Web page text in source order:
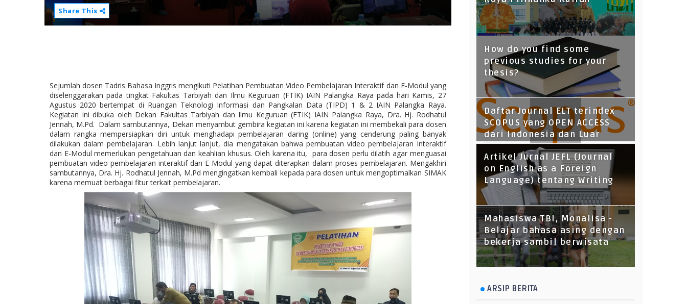
Share This
Sejumlah dosen Tadris Bahasa Inggris mengikuti Pelatihan Pembuatan Video Pembelajaran Interaktif dan E-Modul yang
diselenggarakan pada tingkat Fakultas Tarbiyah dan Ilmu Keguruan (FTIK) IAIN Palangka Raya pada hari Kamis, 27
Agustus 2020 bertempat di Ruangan Teknologi Informasi dan Pangkalan Data (TIPD) 1 & 2 IAIN Palangka Raya.
Kegiatan ini dibuka oleh Dekan Fakultas Tarbiyah dan Ilmu Keguruan (FTIK) IAIN Palangka Raya, Dra. Hj. Rodhatul
Jennah, M.Pd. Dalam sambutannya, Dekan menyambut gembira kegiatan ini karena kegiatan ini membekali para dosen
dalam rangka mempersiapkan diri untuk menghadapi pembelajaran daring (online) yang cenderung paling banyak
dilakukan dalam pembelajaran. Lebih lanjut lanjut, dia mengatakan bahwa pembuatan video pembelajaran interaktif
dan E-Modul memerlukan pengetahuan dan keahlian khusus. Oleh karena itu, para dosen perlu dilatih agar menguasai
pembuatan video pembelajaran interaktif dan E-Modul yang dapat diterapkan dalam proses pembelajaran. Mengakhiri
sambutannya, Dra. Hj. Rodhatul Jennah, M.Pd mengingatkan kembali kepada para dosen untuk mengoptimalkan SIMAK
karena memuat berbagai fitur terkait pembelajaran.
How do you find some
previous studies for your
thesis?
Daftar Journal ELT terindex
SCOPUS yang OPEN ACCESS
dari Indonesia dan Luar
Negeri
Artikel Jurnal JEFL (Journal
on English as a Foreign
Language) tentang Writing
Mahasiswa TBI, Monalisa -
Belajar bahasa asing dengan
bekerja sambil berwisata
ARSIP BERITA